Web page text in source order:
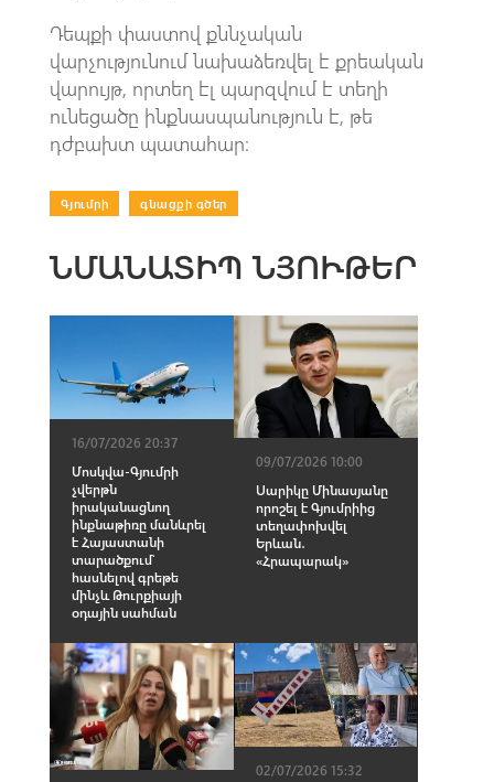
Դեպքի փաստով քննչական
վարչությունում նախաձեռվել է քրեական
վարույթ, որտեղ էլ պարզվում է տեղի
ունեցածը ինքնասպանություն է, թե
դժբախտ պատահար։
Գյումրի գնացքի գծեր
ՆՄԱՆԱՏԻՊ ՆՅՈՒԹԵՐ
16/07/2026 20:37
Մոսկվա-Գյումրի
չվերթն
իրականացնող
ինքնաթիռը մանևրել
է Հայաստանի
տարածքում՝
հասնելով գրեթե
մինչև Թուրքիայի
օդային սահման
09/07/2026 10:00
Սարիկը Մինասյանը
որոշել է Գյումրիից
տեղափոխվել
Երևան․
«Հրապարակ»
02/07/2026 15:32